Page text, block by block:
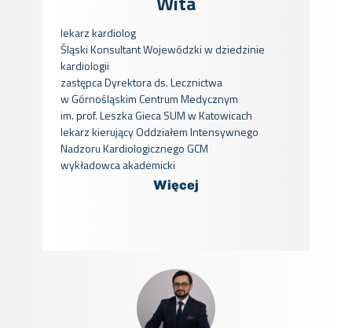
lekarz kardiolog
Śląski Konsultant Wojewódzki w dziedzinie
kardiologii
zastępca Dyrektora ds. Lecznictwa
w Górnośląskim Centrum Medycznym
im. prof. Leszka Gieca SUM w Katowicach
lekarz kierujący Oddziałem Intensywnego
Nadzoru Kardiologicznego GCM
wykładowca akademicki
Więcej